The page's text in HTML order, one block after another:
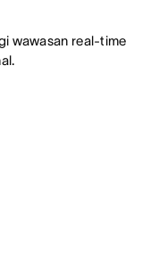
wawasan real-time